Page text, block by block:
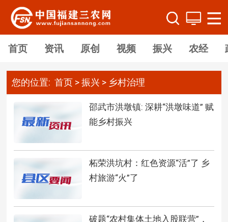
首页 资讯 原创 视频 振兴 农经
您的位置:首页 >振兴 > 乡村治理
邵武市洪墩镇: 深耕“洪墩味道” 赋
能乡村振兴
柘荣洪坑村：红色资源“活”了 乡
村旅游“火”了
破题“农村集体土地入股联营”，